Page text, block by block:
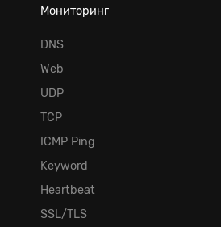
Мониторинг
DNS
Web
UDP
TCP
ICMP Ping
Keyword
Heartbeat
SSL/TLS